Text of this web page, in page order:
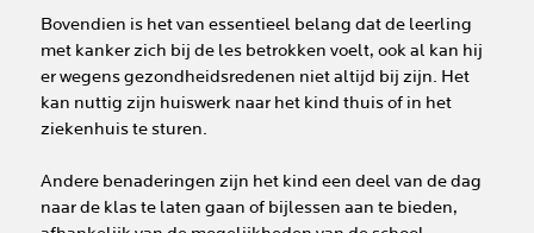
Bovendien is het van essentieel belang dat de leerling
met kanker zich bij de les betrokken voelt, ook al kan hij
er wegens gezondheidsredenen niet altijd bij zijn. Het
kan nuttig zijn huiswerk naar het kind thuis of in het
ziekenhuis te sturen.
Andere benaderingen zijn het kind een deel van de dag
naar de klas te laten gaan of bijlessen aan te bieden,